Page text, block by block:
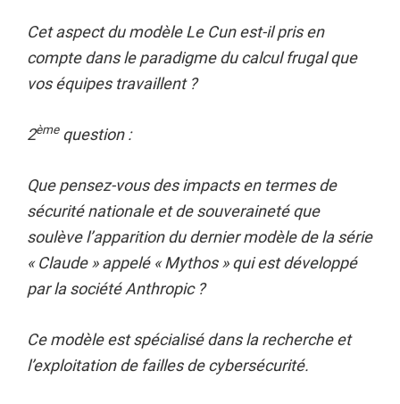
Cet aspect du modèle Le Cun est-il pris en
compte dans le paradigme du calcul frugal que
vos équipes travaillent ?
2èmequestion :
Que pensez-vous des impacts en termes de
sécurité nationale et de souveraineté que
soulève l’apparition du dernier modèle de la série
« Claude » appelé « Mythos » qui est développé
par la société Anthropic ?
Ce modèle est spécialisé dans la recherche et
l’exploitation de failles de cybersécurité.